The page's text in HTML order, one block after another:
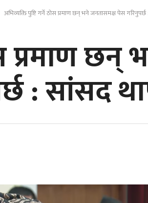
अभिव्यक्ति पुष्टि गर्ने ठोस प्रमाण छन् भने जनतासमक्ष पेस
प्रमाण छन्
: सांसद